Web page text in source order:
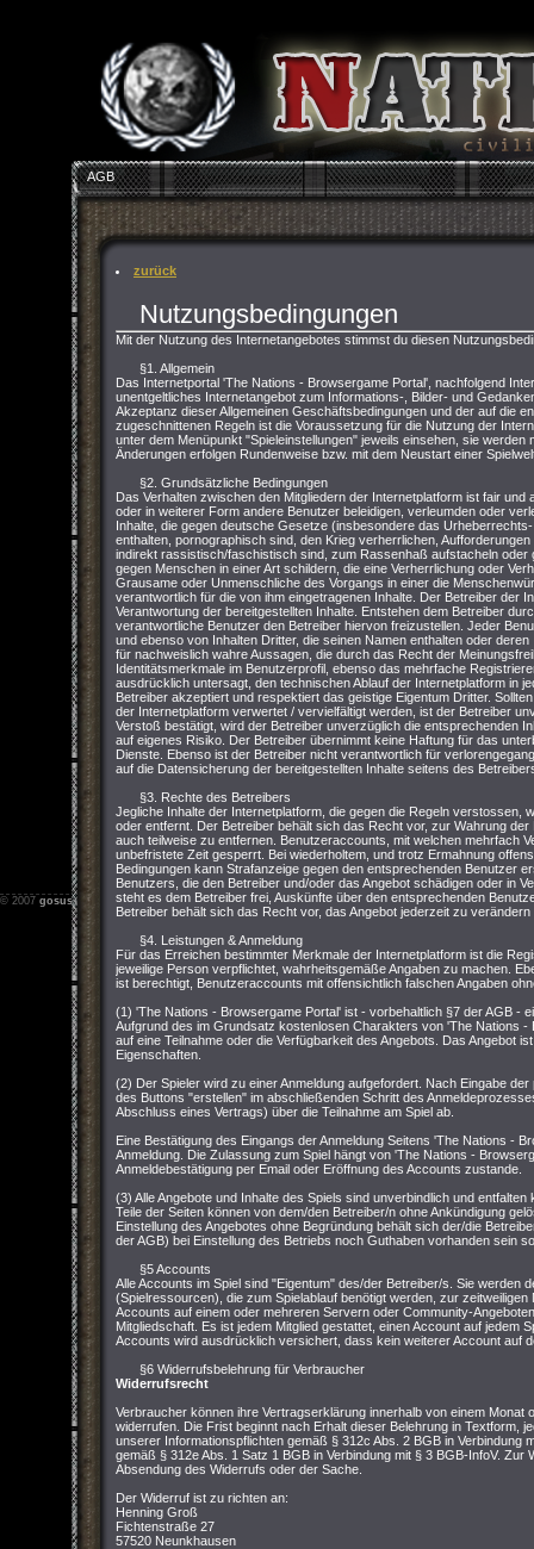
AGB
zurück
Nutzungsbedingungen
Mit der Nutzung des Internetangebotes stimmst du diesen
§1. Allgemein
Das Internetportal 'The Nations - Browsergame Portal', nachfolgend
unentgeltliches Internetangebot zum Informations-, Bilder- und
Akzeptanz dieser Allgemeinen Geschäftsbedingungen und der auf die
zugeschnittenen Regeln ist die Voraussetzung für die Nutzung der
unter dem Menüpunkt "Spieleinstellungen" jeweils einsehen, sie werden
Änderungen erfolgen Rundenweise bzw. mit dem Neustart einer
§2. Grundsätzliche Bedingungen
Das Verhalten zwischen den Mitgliedern der Internetplatform ist fair
oder in weiterer Form andere Benutzer beleidigen, verleumden oder
Inhalte, die gegen deutsche Gesetze (insbesondere das
enthalten, pornographisch sind, den Krieg verherrlichen,
indirekt rassistisch/faschistisch sind, zum Rassenhaß aufstacheln
gegen Menschen in einer Art schildern, die eine Verherrlichung oder
Grausame oder Unmenschliche des Vorgangs in einer die
verantwortlich für die von ihm eingetragenen Inhalte. Der Betreiber der
Verantwortung der bereitgestellten Inhalte. Entstehen dem Betreiber
verantwortliche Benutzer den Betreiber hiervon freizustellen. Jeder
und ebenso von Inhalten Dritter, die seinen Namen enthalten oder
für nachweislich wahre Aussagen, die durch das Recht der
Identitätsmerkmale im Benutzerprofil, ebenso das mehrfache
ausdrücklich untersagt, den technischen Ablauf der Internetplatform in
Betreiber akzeptiert und respektiert das geistige Eigentum Dritter.
der Internetplatform verwertet / vervielfältigt werden, ist der Betreiber
Verstoß bestätigt, wird der Betreiber unverzüglich die entsprechenden
auf eigenes Risiko. Der Betreiber übernimmt keine Haftung für das
Dienste. Ebenso ist der Betreiber nicht verantwortlich für
auf die Datensicherung der bereitgestellten Inhalte seitens des
§3. Rechte des Betreibers
Jegliche Inhalte der Internetplatform, die gegen die Regeln verstossen,
oder entfernt. Der Betreiber behält sich das Recht vor, zur Wahrung
auch teilweise zu entfernen. Benutzeraccounts, mit welchen mehrfach
unbefristete Zeit gesperrt. Bei wiederholtem, und trotz Ermahnung
Bedingungen kann Strafanzeige gegen den entsprechenden Benutzer
Benutzers, die den Betreiber und/oder das Angebot schädigen oder in
steht es dem Betreiber frei, Auskünfte über den entsprechenden
Betreiber behält sich das Recht vor, das Angebot jederzeit zu
§4. Leistungen & Anmeldung
Für das Erreichen bestimmter Merkmale der Internetplatform ist die
jeweilige Person verpflichtet, wahrheitsgemäße Angaben zu machen.
ist berechtigt, Benutzeraccounts mit offensichtlich falschen Angaben
(1) 'The Nations - Browsergame Portal' ist - vorbehaltlich §7 der AGB -
Aufgrund des im Grundsatz kostenlosen Charakters von 'The Nations
auf eine Teilnahme oder die Verfügbarkeit des Angebots. Das Angebot
Eigenschaften.
(2) Der Spieler wird zu einer Anmeldung aufgefordert. Nach Eingabe
des Buttons "erstellen" im abschließenden Schritt des
Abschluss eines Vertrags) über die Teilnahme am Spiel ab.
Eine Bestätigung des Eingangs der Anmeldung Seitens 'The Nations -
Anmeldung. Die Zulassung zum Spiel hängt von 'The Nations -
Anmeldebestätigung per Email oder Eröffnung des Accounts zustande.
(3) Alle Angebote und Inhalte des Spiels sind unverbindlich und
Teile der Seiten können von dem/den Betreiber/n ohne Ankündigung
Einstellung des Angebotes ohne Begründung behält sich der/die
der AGB) bei Einstellung des Betriebs noch Guthaben vorhanden sein
§5 Accounts
Alle Accounts im Spiel sind "Eigentum" des/der Betreiber/s. Sie werden
(Spielressourcen), die zum Spielablauf benötigt werden, zur
Accounts auf einem oder mehreren Servern oder Community-
Mitgliedschaft. Es ist jedem Mitglied gestattet, einen Account auf jedem
Accounts wird ausdrücklich versichert, dass kein weiterer Account auf
§6 Widerrufsbelehrung für Verbraucher
Widerrufsrecht
Verbraucher können ihre Vertragserklärung innerhalb von einem
widerrufen. Die Frist beginnt nach Erhalt dieser Belehrung in Textform,
unserer Informationspflichten gemäß § 312c Abs. 2 BGB in Verbindung
gemäß § 312e Abs. 1 Satz 1 BGB in Verbindung mit § 3 BGB-InfoV.
Absendung des Widerrufs oder der Sache.
Der Widerruf ist zu richten an:
Henning Groß
Fichtenstraße 27
57520 Neunkhausen
© 2007 gosus.net Impressum -Nutzungsbedingungen-Datenschutz